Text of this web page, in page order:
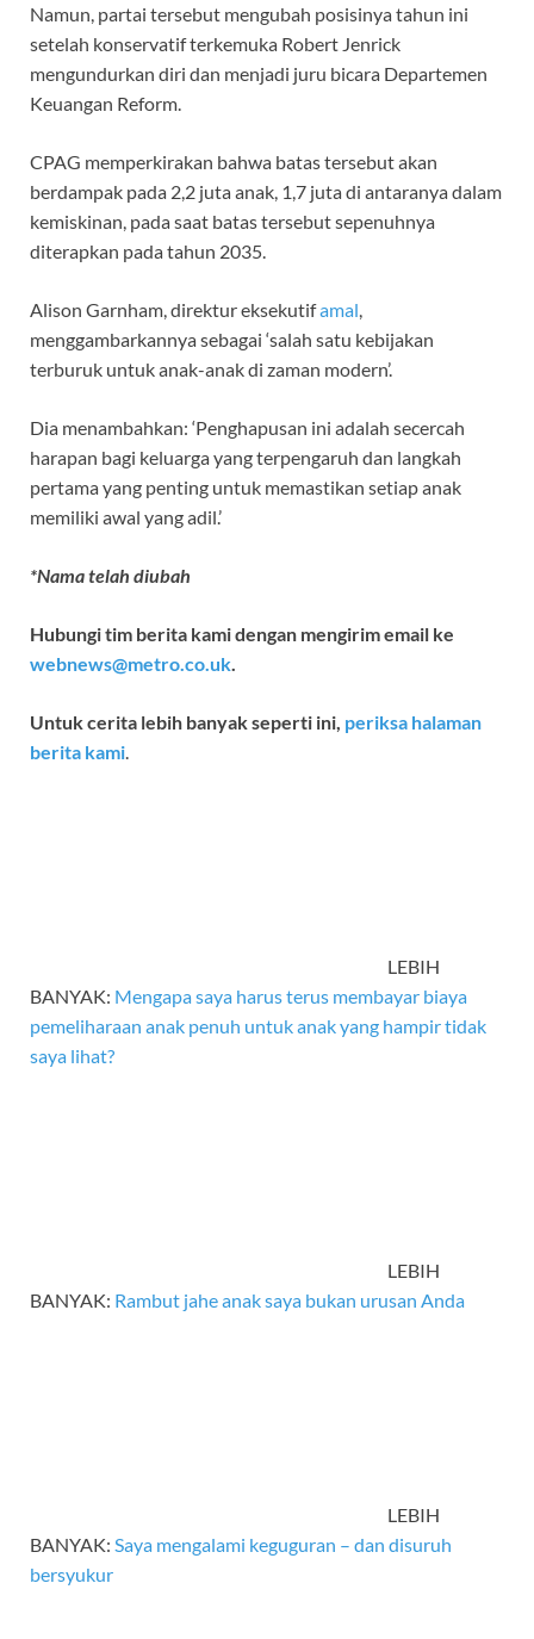
Namun, partai tersebut mengubah posisinya tahun ini
setelah konservatif terkemuka Robert Jenrick
mengundurkan diri dan menjadi juru bicara Departemen
Keuangan Reform.
CPAG memperkirakan bahwa batas tersebut akan
berdampak pada 2,2 juta anak, 1,7 juta di antaranya dalam
kemiskinan, pada saat batas tersebut sepenuhnya
diterapkan pada tahun 2035.
Alison Garnham, direktur eksekutifamal
menggambarkannya sebagai ‘salah satu kebijakan
terburuk untuk anak-anak di zaman modern’.
Dia menambahkan: ‘Penghapusan ini adalah secercah
harapan bagi keluarga yang terpengaruh dan langkah
pertama yang penting untuk memastikan setiap anak
memiliki awal yang adil.’
*Nama telah diubah
Hubungi tim berita kami dengan mengirim email ke
webnews@metro.co.uk
Untuk cerita lebih banyak seperti ini, periksa halaman
berita kami
LEBIH
BANYAK: Mengapa saya harus terus membayar biaya
pemeliharaan anak penuh untuk anak yang hampir tidak
saya lihat?
LEBIH
BANYAK: Rambut jahe anak saya bukan urusan Anda
LEBIH
BANYAK: Saya mengalami keguguran – dan disuruh
bersyukur